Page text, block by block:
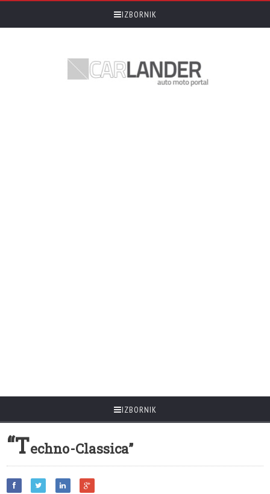
IZBORNIK
IZBORNIK
“Techno-Classica”